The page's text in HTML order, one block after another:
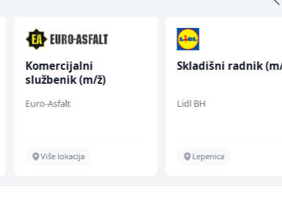
Komercijalni
službenik (m/ž)
Euro-Asfalt
Više lokacija
Skladišni radnik
Lidl BH
Lepenica